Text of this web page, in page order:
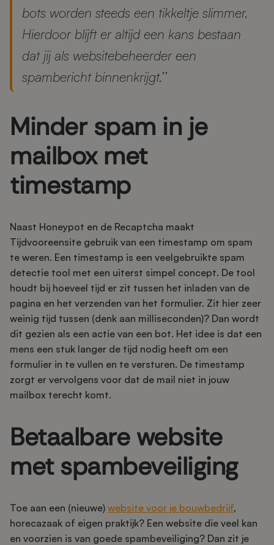
bots worden steeds een tikkeltje slimmer.
Hierdoor blijft er altijd een kans bestaan
dat jij als websitebeheerder een
spambericht binnenkrijgt.’’
Minder spam in je
mailbox met
timestamp
Naast Honeypot en de Recaptcha maakt
Tijdvooreensite gebruik van een timestamp om spam
te weren. Een timestamp is een veelgebruikte spam
detectie tool met een uiterst simpel concept. De tool
houdt bij hoeveel tijd er zit tussen het inladen van de
pagina en het verzenden van het formulier. Zit hier zeer
weinig tijd tussen (denk aan milliseconden)? Dan wordt
dit gezien als een actie van een bot. Het idee is dat een
mens een stuk langer de tijd nodig heeft om een
formulier in te vullen en te versturen. De timestamp
zorgt er vervolgens voor dat de mail niet in jouw
mailbox terecht komt.
Betaalbare website
met spambeveiliging
Toe aan een (nieuwe) website voor je bouwbedrijf,
horecazaak of eigen praktijk? Een website die veel kan
en voorzien is van goede spambeveiliging? Dan zit je